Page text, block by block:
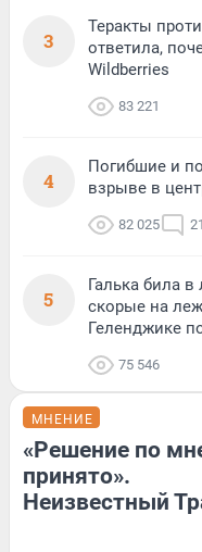
3
Теракты
ответила,
Wildberries
83 221
4
Погибшие и
взрыве в
82 025
5
Галька била
скорые на
Геленджике
75 546
МНЕНИЕ
«Решение по
принято».
Неизвестный